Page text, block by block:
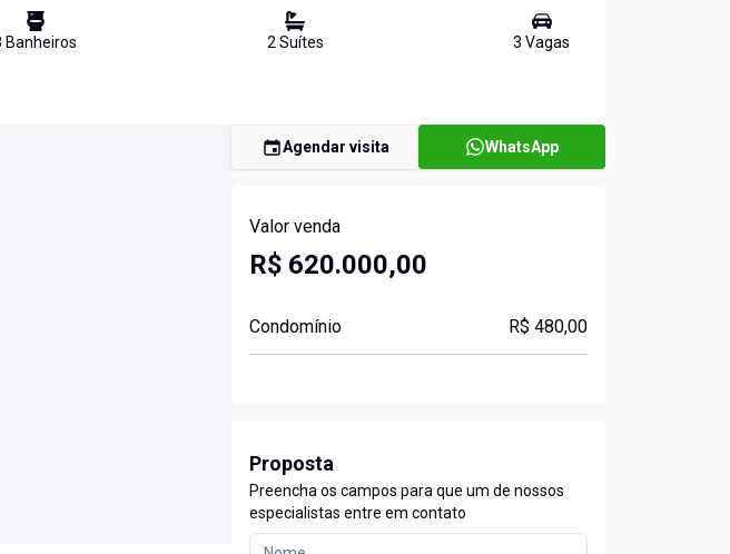
Banheiros 2Suítes 3 Vagas
Agendar visita WhatsApp
Valor venda
R$ 620.000,00
Condomínio R$ 480,00
Proposta
Preencha os campos para que um de nossos
especialistas entre em contato